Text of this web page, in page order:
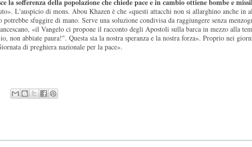
la sofferenza della popolazione che chiede pace e in cambio ottiene bombe e
L'auspicio di mons. Abou Khazen è che «questi attacchi non si allarghino anche in
sfuggire di mano. Serve una soluzione condivisa da raggiungere senza
«il Vangelo ci propone il racconto degli Apostoli sulla barca in mezzo alla
non abbiate paura!". Questa sia la nostra speranza e la nostra forza». Proprio nei
di preghiera nazionale per la pace».